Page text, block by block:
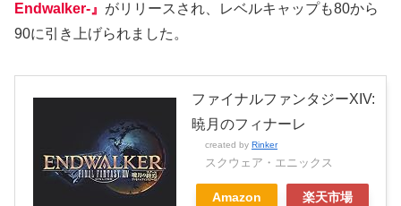
Endwalker-』 がリリースされ、レベルキャップも80から
90に引き上げられました。
ファイナルファンタジーXIV:
暁月のフィナーレ
created by Rinker
スクウェア・エニックス
Amazon 楽天市場